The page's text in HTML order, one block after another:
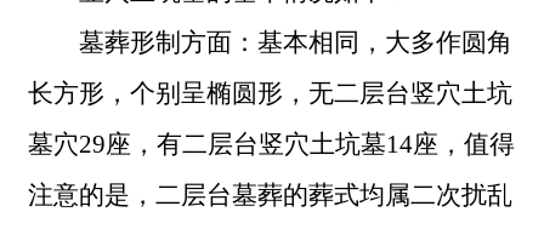
墓葬形制方面：基本相同，大多作圆角
长方形，个别呈椭圆形，无二层台竖穴土坑
墓穴29座，有二层台竖穴土坑墓14座，值得
注意的是，二层台墓葬的葬式均属二次扰乱